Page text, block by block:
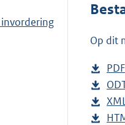
Op dit
D
o
w
n
PDF
D
o
w
D
o
D